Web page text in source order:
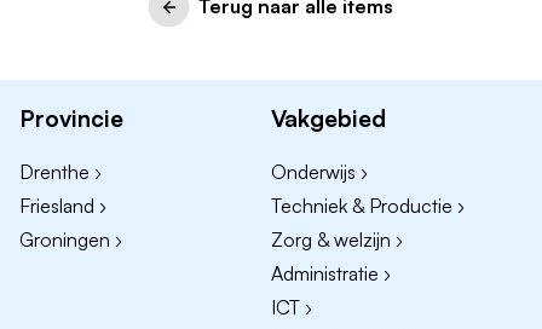
Terug naar alle items
Provincie
Drenthe ›
Friesland ›
Groningen ›
Vakgebied
Onderwijs ›
Techniek & Productie ›
Zorg & welzijn ›
Administratie ›
ICT ›